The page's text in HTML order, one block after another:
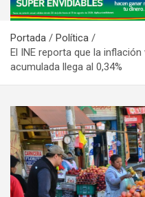
d
e
r
t
s
e
m
e
n
Portada
Política
El INE reporta que la
acumulada llega al 0,34%